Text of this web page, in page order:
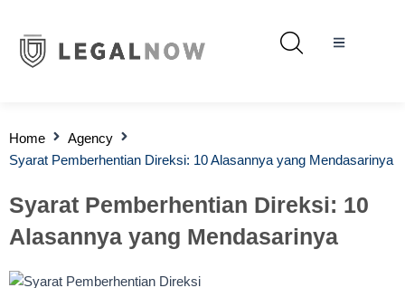
Home
Agency
Syarat Pemberhentian Direksi: 10 Alasannya yang Mendasarinya
Syarat Pemberhentian Direksi: 10
Alasannya yang Mendasarinya